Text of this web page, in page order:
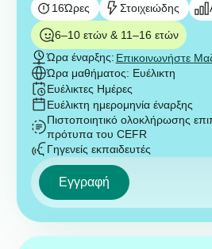
16Ώρες Στοιχειώδης
6–10 ετών & 11–16 ετών
Ώρα έναρξης: Επικοινωνήστε
Ώρα μαθήματος: Ευέλικτη
Ευέλικτες Ημέρες
Ευέλικτη ημερομηνία έναρξης
Πιστοποιητικό ολοκλήρωσης
πρότυπα του CEFR
Γηγενείς εκπαιδευτές
Εγγραφή